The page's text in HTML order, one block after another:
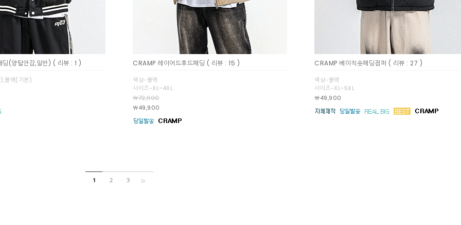
(양털안감,일반) ( 리뷰 : 1 )
블랙(기본)
CRAMP 레이어드후드패딩 ( 리뷰 : 15 )
색상-블랙
사이즈-XL~4XL
￦72,900
￦49,900
CRAMP 베이직숏패딩점퍼 ( 리뷰 : 27 )
색상-블랙
사이즈-XL~5XL
￦49,900
1 2 3